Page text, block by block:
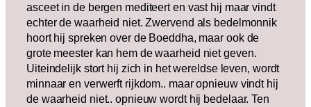
asceet in de bergen mediteert en vast hij maar vindt
echter de waarheid niet. Zwervend als bedelmonnik
hoort hij spreken over de Boeddha, maar ook de
grote meester kan hem de waarheid niet geven.
Uiteindelijk stort hij zich in het wereldse leven, wordt
minnaar en verwerft rijkdom.. maar opnieuw vindt hij
de waarheid niet.. opnieuw wordt hij bedelaar. Ten